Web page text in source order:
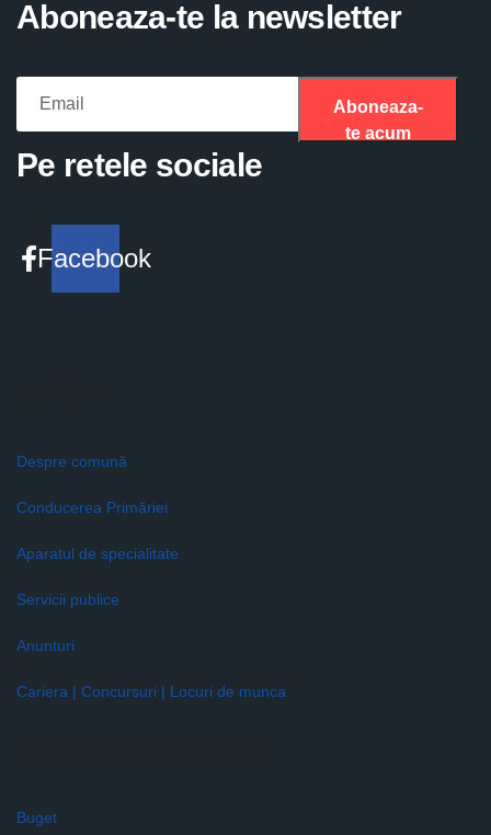
Aboneaza-te la newsletter
Aboneaza-
te acum
Pe retele sociale
Facebook
Despre comună
Conducerea Primăriei
Aparatul de specialitate
Servicii publice
Anunturi
Cariera | Concursuri | Locuri de munca
Buget